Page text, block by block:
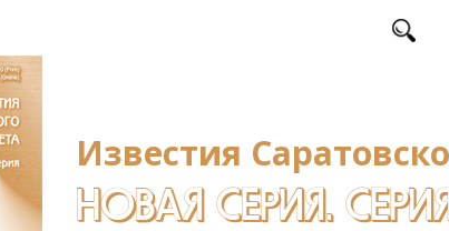
Известия
НОВАЯ СЕРИЯ.